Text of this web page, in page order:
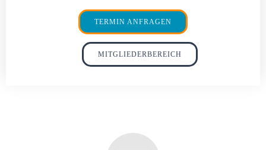
TERMIN ANFRAGEN
MITGLIEDERBEREICH